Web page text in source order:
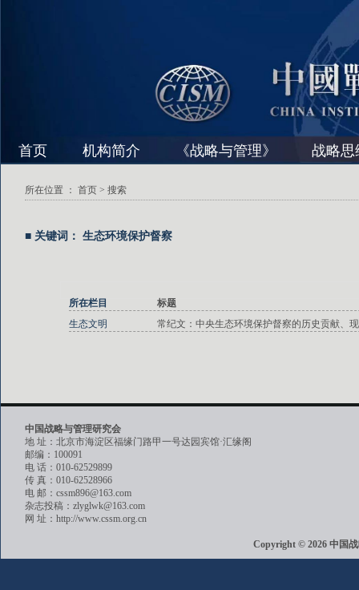
首页 机构简介 《战略与管理》 战略思
所在位置 ： 首页 > 搜索
■ 关键词： 生态环境保护督察
所在栏目
标题
生态文明
常纪文：中央生态环境保护督察的历史贡献、
中国战略与管理研究会
地 址：北京市海淀区福缘门路甲一号达园宾馆·汇缘阁
邮编：100091
电 话：010-62529899
传 真：010-62528966
电 邮：cssm896@163.com
杂志投稿：zlyglwk@163.com
网 址：http://www.cssm.org.cn
Copyright © 2026 中国